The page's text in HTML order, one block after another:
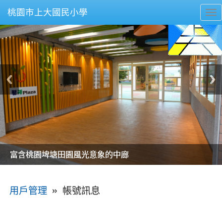
桃園市上大國民小學
美麗的操場是我們活力的來源
美麗的操場是我們活力的來源
煥然一新的小司令台
煥然一新的小司令台
富含桃園埤塘田園風光意象的中廊
富含桃園埤塘田園風光意象的中廊
嶄新的中庭廣場
嶄新的中庭廣場
水生池生生不息
水生池生生不息
用戶管理 » 帳號訊息